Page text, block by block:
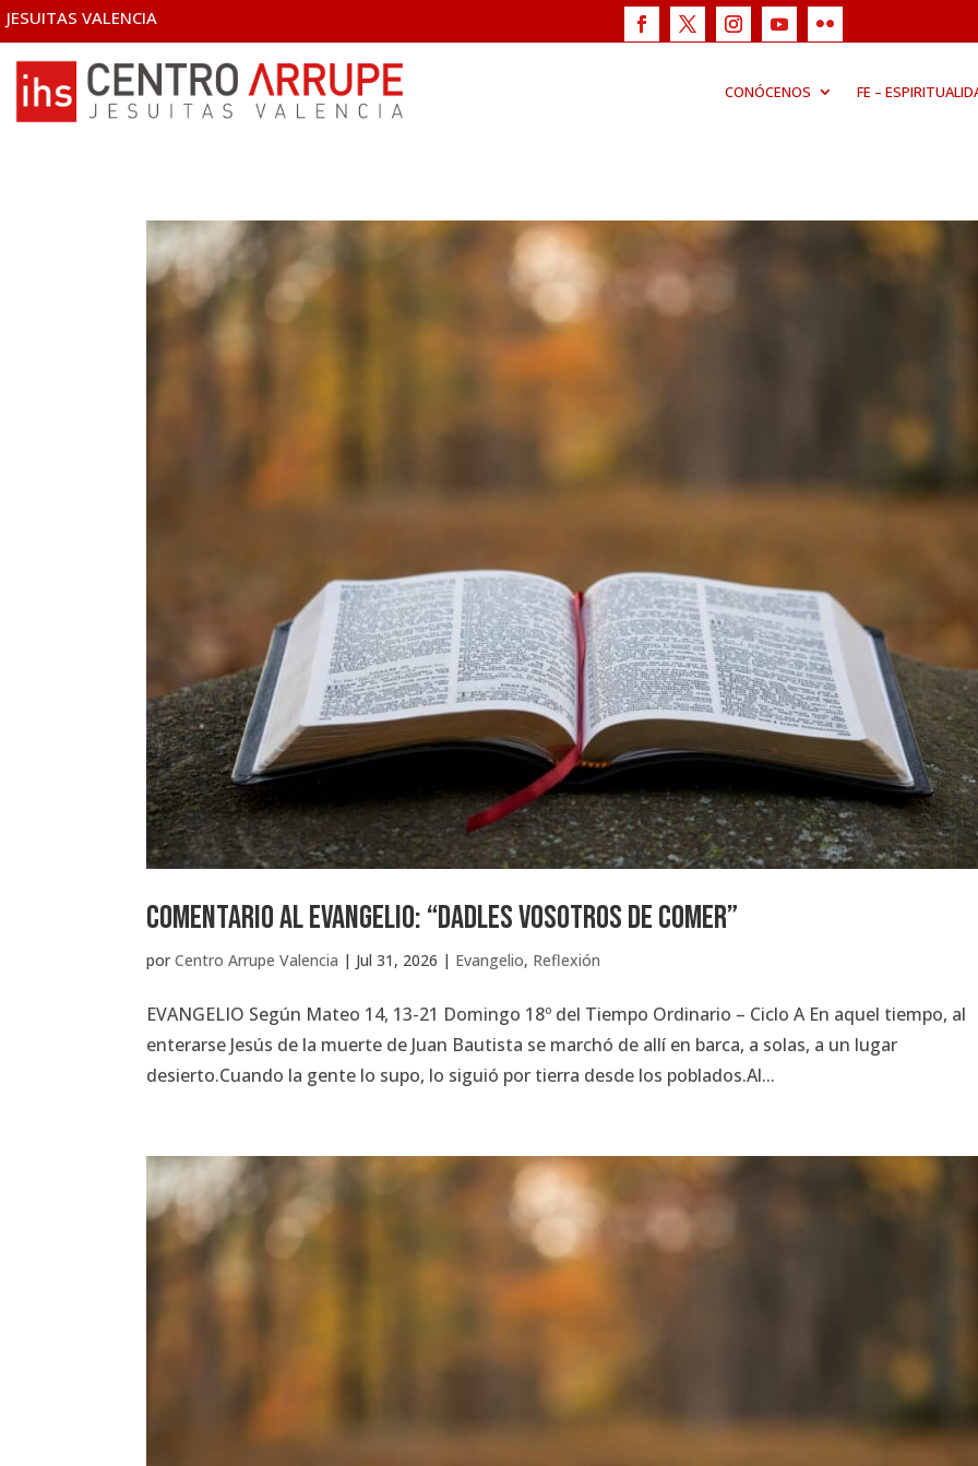
JESUITAS VALENCIA
CONÓCENOS FE –
Comentario al Evangelio: “DADLES VOSOTROS DE COMER”
porCentro Arrupe Valencia | Jul 31, 2026 | Evangelio, Reflexión
EVANGELIO Según Mateo 14, 13-21 Domingo 18º del Tiempo Ordinario – Ciclo A En aquel tiempo, al
enterarse Jesús de la muerte de Juan Bautista se marchó de allí en barca, a solas, a un lugar
desierto.Cuando la gente lo supo, lo siguió por tierra desde los poblados.Al...